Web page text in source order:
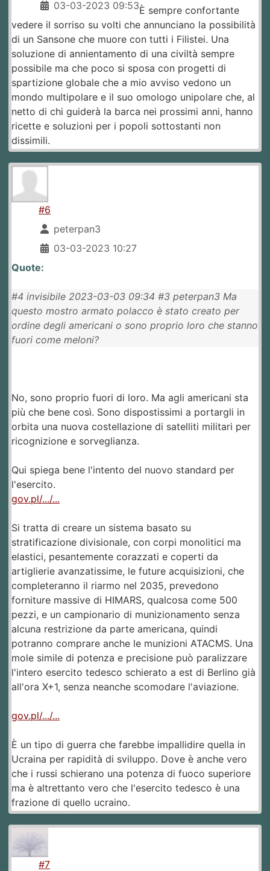
03-03-2023 09:53È sempre confortante
vedere il sorriso su volti che annunciano la possibilità
di un Sansone che muore con tutti i Filistei. Una
soluzione di annientamento di una civiltà sempre
possibile ma che poco si sposa con progetti di
spartizione globale che a mio avviso vedono un
mondo multipolare e il suo omologo unipolare che, al
netto di chi guiderà la barca nei prossimi anni, hanno
ricette e soluzioni per i popoli sottostanti non
dissimili.
#6
peterpan3
03-03-2023 10:27
Quote:
#4 invisibile 2023-03-03 09:34 #3 peterpan3 Ma
questo mostro armato polacco è stato creato per
ordine degli americani o sono proprio loro che stanno
fuori come meloni?
No, sono proprio fuori di loro. Ma agli americani sta
più che bene così. Sono dispostissimi a portargli in
orbita una nuova costellazione di satelliti militari per
ricognizione e sorveglianza.
Qui spiega bene l'intento del nuovo standard per
l'esercito.
gov.pl/.../...
Si tratta di creare un sistema basato su
stratificazione divisionale, con corpi monolitici ma
elastici, pesantemente corazzati e coperti da
artiglierie avanzatissime, le future acquisizioni, che
completeranno il riarmo nel 2035, prevedono
forniture massive di HIMARS, qualcosa come 500
pezzi, e un campionario di munizionamento senza
alcuna restrizione da parte americana, quindi
potranno comprare anche le munizioni ATACMS. Una
mole simile di potenza e precisione può paralizzare
l'intero esercito tedesco schierato a est di Berlino già
all'ora X+1, senza neanche scomodare l'aviazione.
gov.pl/.../...
È un tipo di guerra che farebbe impallidire quella in
Ucraina per rapidità di sviluppo. Dove è anche vero
che i russi schierano una potenza di fuoco superiore
ma è altrettanto vero che l'esercito tedesco è una
frazione di quello ucraino.
#7